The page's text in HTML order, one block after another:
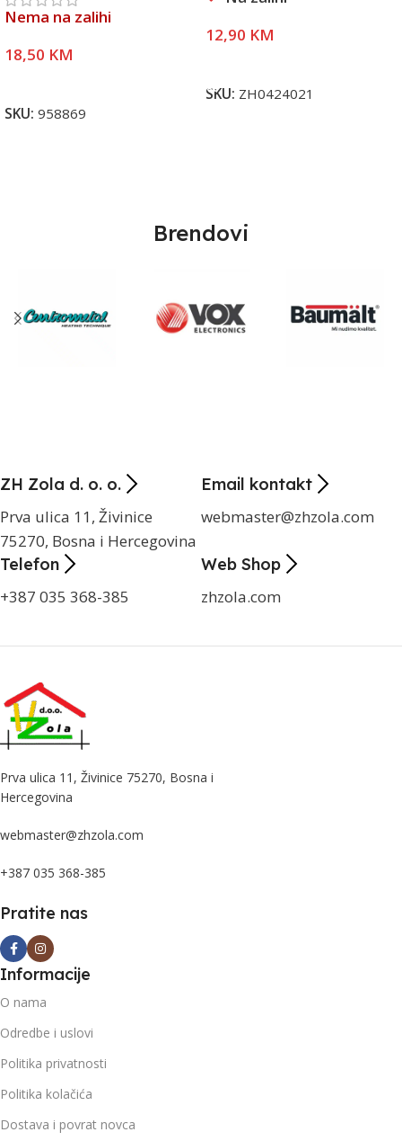
Nema na zalihi
18,50 KM
SKU: 958869
12,90 KM
SKU: ZH0424021
Brendovi
ZH Zola d. o. o.
Prva ulica 11, Živinice
75270, Bosna i Hercegovina
Email kontakt
webmaster@zhzola.com
Telefon
+387 035 368-385
Web Shop
zhzola.com
Prva ulica 11, Živinice 75270, Bosna i
Hercegovina
webmaster@zhzola.com
+387 035 368-385
Pratite nas
Informacije
O nama
Odredbe i uslovi
Politika privatnosti
Politika kolačića
Dostava i povrat novca